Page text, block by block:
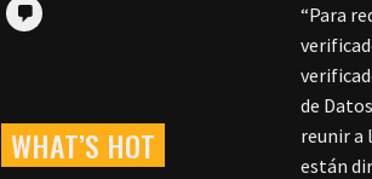
“Para
de
reunir a
están
WHAT’S HOT